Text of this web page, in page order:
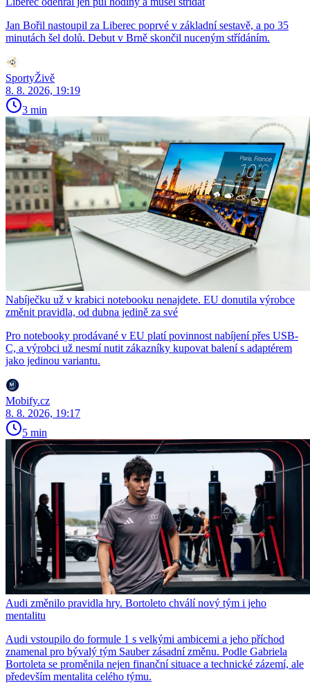
Jan Bořil nastoupil za Liberec poprvé v základní sestavě, a po 35
minutách šel dolů. Debut v Brně skončil nuceným střídáním.
SportyŽivě
8. 8. 2026, 19:19
3 min
Nabíječku už v krabici notebooku nenajdete. EU donutila výrobce
změnit pravidla, od dubna jedině za své
Pro notebooky prodávané v EU platí povinnost nabíjení přes USB-
C, a výrobci už nesmí nutit zákazníky kupovat balení s adaptérem
jako jedinou variantu.
Mobify.cz
8. 8. 2026, 19:17
5 min
Audi změnilo pravidla hry. Bortoleto chválí nový tým i jeho
mentalitu
Audi vstoupilo do formule 1 s velkými ambicemi a jeho příchod
znamenal pro bývalý tým Sauber zásadní změnu. Podle Gabriela
Bortoleta se proměnila nejen finanční situace a technické zázemí, ale
především mentalita celého týmu.